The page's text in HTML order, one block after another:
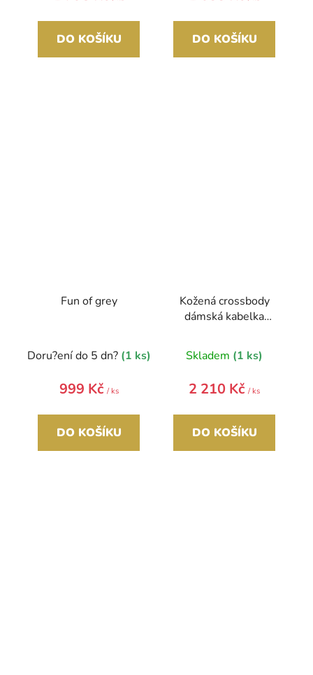
DO KOŠÍKU DO KOŠÍKU
Fun of grey
Doru?ení do 5 dn? (1 ks)
999 Kč / ks
DO KOŠÍKU
Kožená crossbody
dámská kabelka
hořčicová žlutá
Skladem (1 ks)
2 210 Kč / ks
DO KOŠÍKU